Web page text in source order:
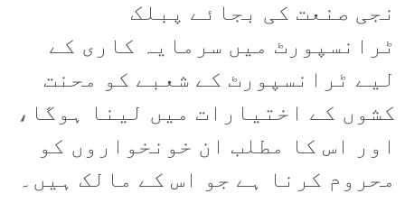
نجی صنعت کی بجائے پبلک
ٹرانسپورٹ میں سرمایہ کاری کے
لیے ٹرانسپورٹ کے شعبے کو محنت
کشوں کے اختیارات میں لینا ہوگا،
اور اس کا مطلب ان خونخواروں کو
محروم کرنا ہے جو اس کے مالک ہیں۔